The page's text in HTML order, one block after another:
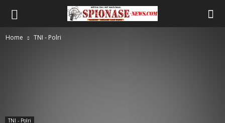
Home TNI - Polri
TNI - Polri